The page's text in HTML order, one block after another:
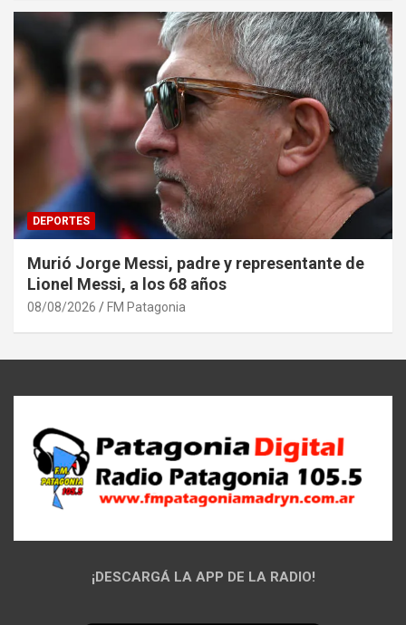
DEPORTES
Murió Jorge Messi, padre y representante de
Lionel Messi, a los 68 años
08/08/2026 FM Patagonia
¡DESCARGÁ LA APP DE LA RADIO!